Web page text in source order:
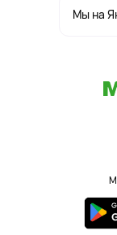
Мы на